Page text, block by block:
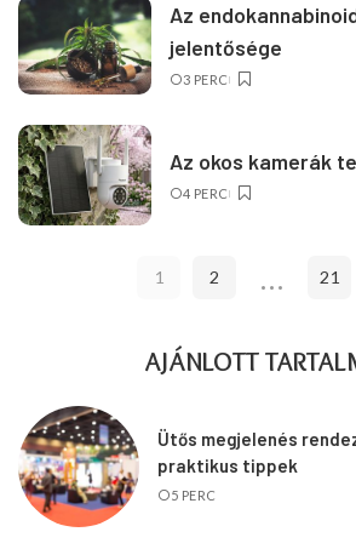
Az
jelentősége
3 PERC
Az okos kamerák
4 PERC
1 2 … 21
AJÁNLOTT
Ütős megjelenés
praktikus tippek
5 PERC